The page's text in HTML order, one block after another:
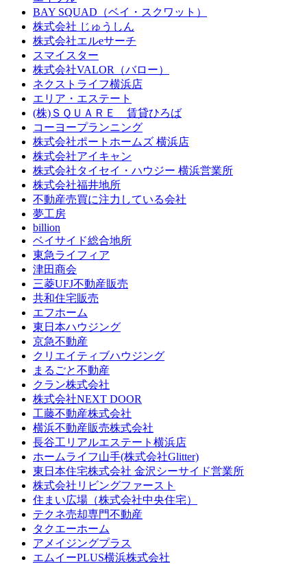
BAY SQUAD（ベイ・スクワット）
株式会社 じゅうしん
株式会社エルeサーチ
スマイスター
株式会社VALOR（バロー）
ネクストライフ横浜店
エリア・エステート
(株)ＳＱＵＡＲＥ 賃貸ひろば
コーヨープランニング
株式会社ポートホームズ 横浜店
株式会社アイキャン
株式会社タイセイ・ハウジー 横浜営業所
株式会社福井地所
不動産売買に注力している会社
夢工房
billion
ベイサイド総合地所
東急ライフィア
津田商会
三菱UFJ不動産販売
共和住宅販売
エフホーム
東日本ハウジング
京急不動産
クリエイティブハウジング
まるごと不動産
クラン株式会社
株式会社NEXT DOOR
工藤不動産株式会社
横浜不動産販売株式会社
長谷工リアルエステート横浜店
ホームライフ山手(株式会社Glitter)
東日本住宅株式会社 金沢シーサイド営業所
株式会社リビングファースト
住まい広場（株式会社中央住宅）
テクネ売却専門不動産
タクエーホーム
アメイジングプラス
エムイーPLUS横浜株式会社